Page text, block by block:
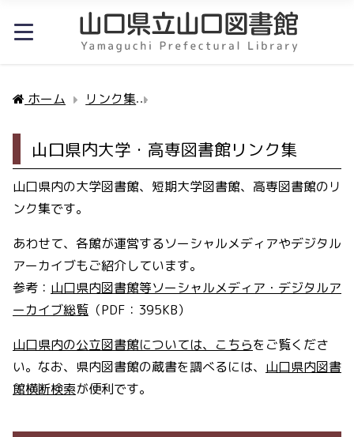
ホーム リンク集
山口県内大学・高専図書館リンク集
山口県内の大学図書館、短期大学図書館、高専図書館のリ
ンク集です。
あわせて、各館が運営するソーシャルメディアやデジタル
アーカイブもご紹介しています。
参考： 山口県内図書館等ソーシャルメディア・デジタルア
ーカイブ総覧 （PDF：395KB）
山口県内の公立図書館については、こちらをご覧くださ
い。なお、県内図書館の蔵書を調べるには、 山口県内図書
館横断検索が便利です。